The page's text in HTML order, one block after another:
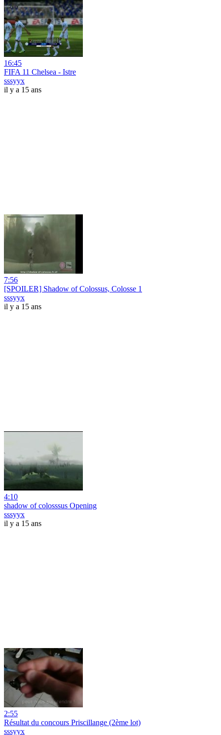
16:45
FIFA 11 Chelsea - Istre
sssyyx
il y a 15 ans
7:56
[SPOILER] Shadow of Colossus, Colosse 1
sssyyx
il y a 15 ans
4:10
shadow of colosssus Opening
sssyyx
il y a 15 ans
2:55
Résultat du concours Priscillange (2ème lot)
sssyyx